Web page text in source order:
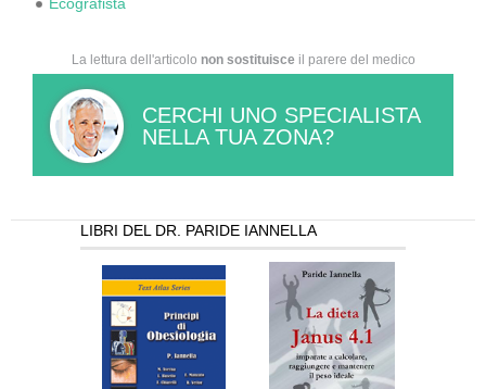
La lettura dell'articolo non sostituisce il parere del medico
CERCHI UNO SPECIALISTA
NELLA TUA ZONA?
LIBRI DEL DR. PARIDE IANNELLA